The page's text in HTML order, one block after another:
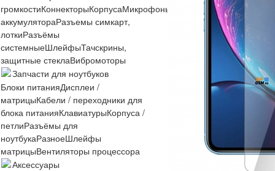
громкостиКоннекторыКорпусаМикрофоны МикросхемыПлаты
аккумулятораРазъемы симкарт,
лоткиРазъёмы
системныеШлейфыТачскрины,
защитные стеклаВибромоторы
Запчасти для ноутбуков
Блоки питанияДисплеи /
матрицыКабели / переходники для
блока питанияКлавиатурыКорпуса /
петлиРазъёмы для
ноутбукаРазноеШлейфы
матрицыВентиляторы процессора
Аксессуары